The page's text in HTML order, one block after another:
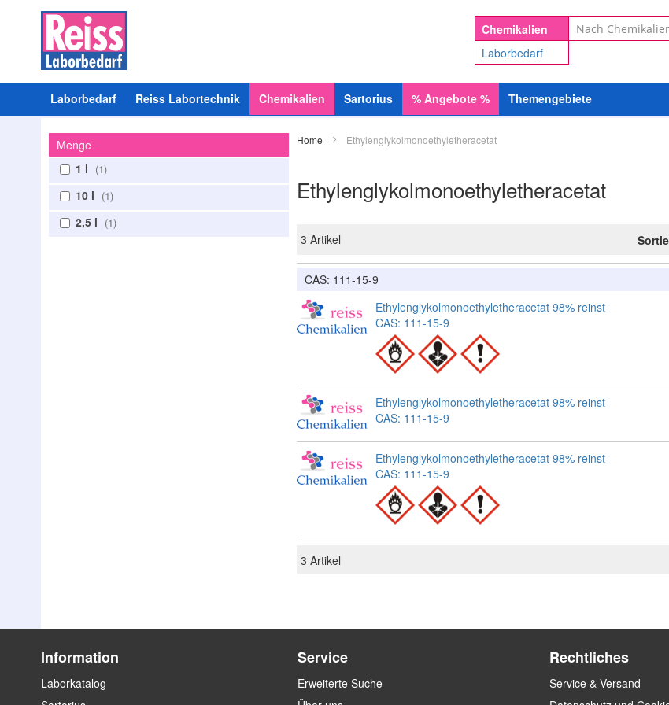
Chemikalien
Laborbedarf
Suche
Laborbedarf Reiss Labortechnik Chemikalien Sartorius % Angebote % Themengebiete
Home Ethylenglykolmonoethyletheracetat
Ethylenglykolmonoethyletheracetat
3 Artikel
CAS: 111-15-9
Ethylenglykolmonoethyletheracetat 98% reinst
CAS: 111-15-9
Ethylenglykolmonoethyletheracetat 98% reinst
CAS: 111-15-9
Ethylenglykolmonoethyletheracetat 98% reinst
CAS: 111-15-9
3 Artikel
Menge
1 l
1
10 l 1
2,5 l 1
Information
Laborkatalog
Service
Erweiterte Suche
Rechtliches
Service & Versand